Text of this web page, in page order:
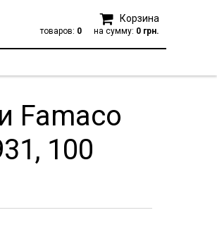
Корзина
товаров: 0 на сумму: 0 грн.
Famaco
100